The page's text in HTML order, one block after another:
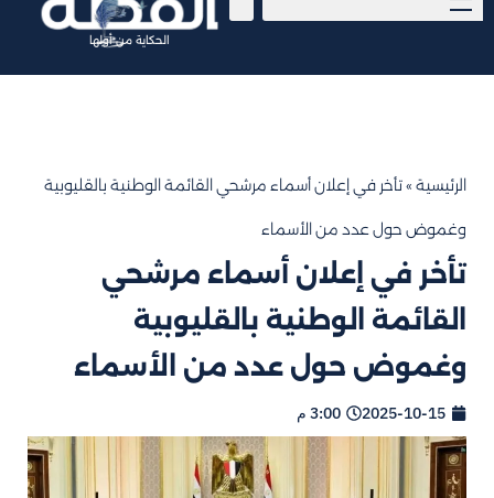
الحكاية من أولها
الرئيسية »تأخر في إعلان أسماء مرشحي القائمة الوطنية بالقليوبية
وغموض حول عدد من الأسماء
تأخر في إعلان أسماء مرشحي
القائمة الوطنية بالقليوبية
وغموض حول عدد من الأسماء
2025-10-15 3:00 م